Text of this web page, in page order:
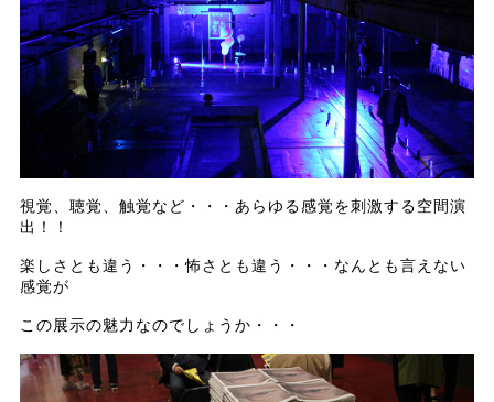
視覚、聴覚、触覚など・・・あらゆる感覚を刺激する空間演
出！！
楽しさとも違う・・・怖さとも違う・・・なんとも言えない
感覚が
この展示の魅力なのでしょうか・・・